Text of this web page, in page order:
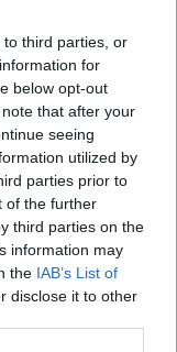
third parties, or
for
below opt-out
that after your
seeing
utilized by
parties prior to
of the further
third parties on the
information may
the IAB’s List of
disclose it to other
Νοσοκομείο
8 ημερών